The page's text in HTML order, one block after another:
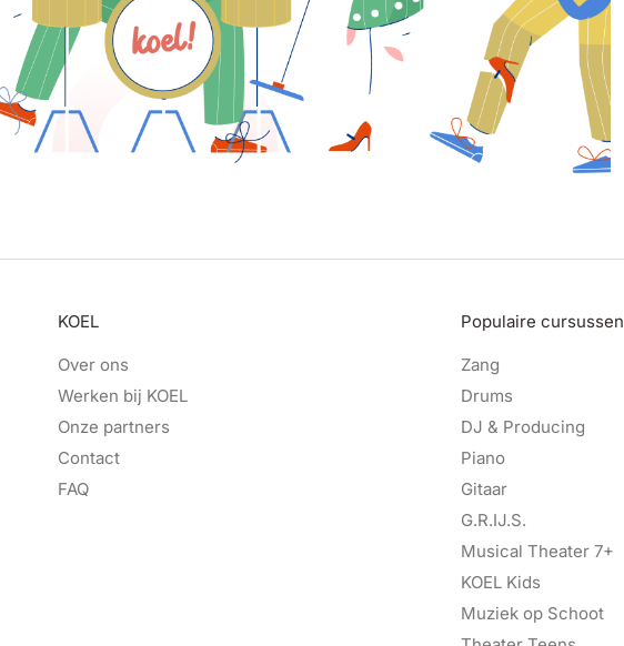
KOEL
Over ons
Werken bij KOEL
Onze partners
Contact
FAQ
Populaire cursussen
Zang
Drums
DJ & Producing
Piano
Gitaar
G.R.IJ.S.
Musical Theater 7+
KOEL Kids
Muziek op Schoot